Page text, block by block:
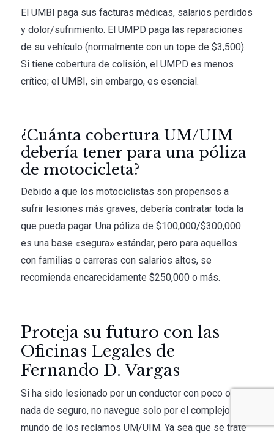
El UMBI paga sus facturas médicas, salarios perdidos
y dolor/sufrimiento. El UMPD paga las reparaciones
de su vehículo (normalmente con un tope de $3,500).
Si tiene cobertura de colisión, el UMPD es menos
crítico; el UMBI, sin embargo, es esencial.
¿Cuánta cobertura UM/UIM
debería tener para una póliza
de motocicleta?
Debido a que los motociclistas son propensos a
sufrir lesiones más graves, debería contratar toda la
que pueda pagar. Una póliza de $100,000/$300,000
es una base «segura» estándar, pero para aquellos
con familias o carreras con salarios altos, se
recomienda encarecidamente $250,000 o más.
Proteja su futuro con las
Oficinas Legales de
Fernando D. Vargas
Si ha sido lesionado por un conductor con poco o
nada de seguro, no navegue solo por el complejo
mundo de los reclamos UM/UIM. Ya sea que se trate